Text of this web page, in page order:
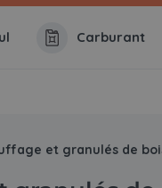
Carburant
et granulés de